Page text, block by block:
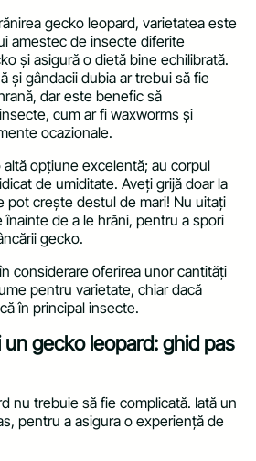
gecko leopard, varietatea este
amestec de insecte diferite
și asigură o dietă bine echilibrată.
și gândacii dubia ar trebui să fie
dar este benefic să
cum ar fi waxworms și
ocazionale.
opțiune excelentă; au corpul
de umiditate. Aveți grijă doar la
pot crește destul de mari! Nu uitați
de a le hrăni, pentru a spori
gecko.
considerare oferirea unor cantități
pentru varietate, chiar dacă
în principal insecte.
gecko leopard: ghid pas
nu trebuie să fie complicată. Iată un
pentru a asigura o experiență de